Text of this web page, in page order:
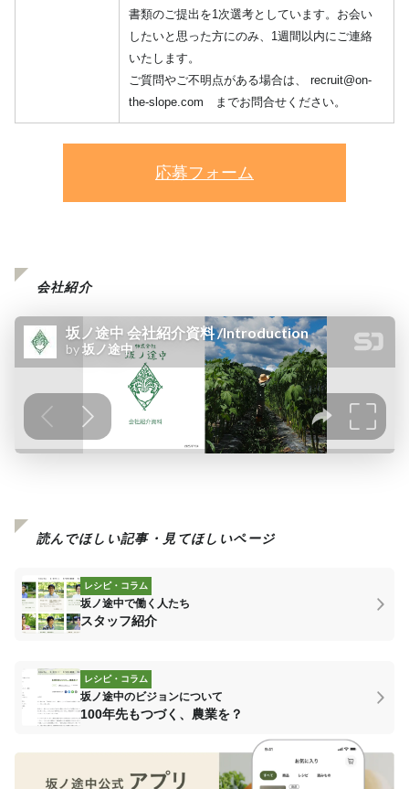
書類のご提出を1次選考としています。お会い
したいと思った方にのみ、1週間以内にご連絡
いたします。
ご質問やご不明点がある場合は、 recruit@on-
the-slope.com までお問合せください。
応募フォーム
会社紹介
読んでほしい記事・見てほしいページ
レシピ・コラム
坂ノ途中で働く人たち
スタッフ紹介
レシピ・コラム
坂ノ途中のビジョンについて
100年先もつづく、農業を？